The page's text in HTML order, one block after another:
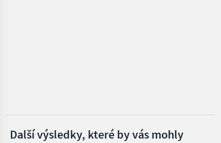
Pronar
Další výsledky, které by vás mohly